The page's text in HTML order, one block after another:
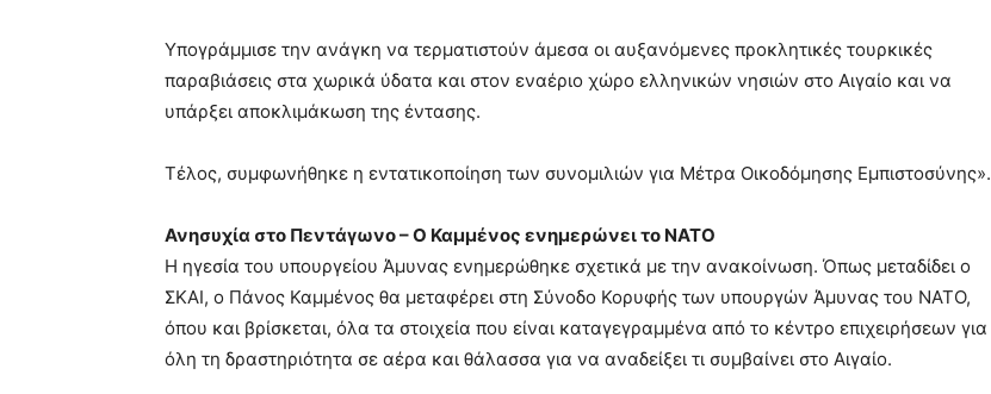
Υπογράμμισε την ανάγκη να τερματιστούν άμεσα οι αυξανόμενες προκλητικές τουρκικές
παραβιάσεις στα χωρικά ύδατα και στον εναέριο χώρο ελληνικών νησιών στο Αιγαίο και να
υπάρξει αποκλιμάκωση της έντασης.
Τέλος, συμφωνήθηκε η εντατικοποίηση των συνομιλιών για Μέτρα Οικοδόμησης Εμπιστοσύνης».
Ανησυχία στο Πεντάγωνο – Ο Καμμένος ενημερώνει το ΝΑΤΟ
Η ηγεσία του υπουργείου Άμυνας ενημερώθηκε σχετικά με την ανακοίνωση. Όπως μεταδίδει ο
ΣΚΑΙ, ο Πάνος Καμμένος θα μεταφέρει στη Σύνοδο Κορυφής των υπουργών Άμυνας του ΝΑΤΟ,
όπου και βρίσκεται, όλα τα στοιχεία που είναι καταγεγραμμένα από το κέντρο επιχειρήσεων για
όλη τη δραστηριότητα σε αέρα και θάλασσα για να αναδείξει τι συμβαίνει στο Αιγαίο.